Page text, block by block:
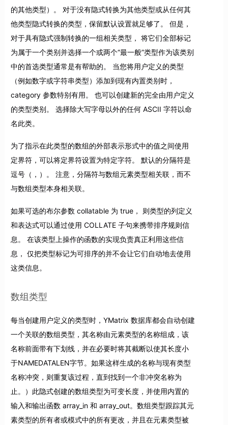
的其他类型）。 对于没有隐式转换为其他类型或从任何其
他类型隐式转换的类型，保留默认设置就足够了。 但是，
对于具有隐式强制转换的一组相关类型， 将它们全部标记
为属于一个类别并选择一个或两个“最一般”类型作为该类别
中的首选类型通常是有帮助的。 当您将用户定义的类型
（例如数字或字符串类型）添加到现有内置类别时，
category 参数特别有用。 也可以创建新的完全由用户定义
的类型类别。 选择除大写字母以外的任何 ASCII 字符以命
名此类。
为了指示在此类型的数组的外部表示形式中的值之间使用
定界符，可以将定界符设置为特定字符。 默认的分隔符是
逗号（，）。 注意，分隔符与数组元素类型相关联，而不
与数组类型本身相关联。
如果可选的布尔参数 collatable 为 true， 则类型的列定义
和表达式可以通过使用 COLLATE 子句来携带排序规则信
息。 在该类型上操作的函数的实现负责真正利用这些信
息， 仅把类型标记为可排序的并不会让它们自动地去使用
这类信息。
数组类型
每当创建用户定义的类型时，YMatrix 数据库都会自动创建
一个关联的数组类型，其名称由元素类型的名称组成，该
名称前面带有下划线，并在必要时将其截断以使其长度小
于NAMEDATALEN字节。如果这样生成的名称与现有类型
名称冲突，则重复该过程，直到找到一个非冲突名称为
止。）此隐式创建的数组类型为可变长度，并使用内置的
输入和输出函数 array_in 和 array_out。数组类型跟踪其元
素类型的所有者或模式中的所有更改，并且在元素类型被